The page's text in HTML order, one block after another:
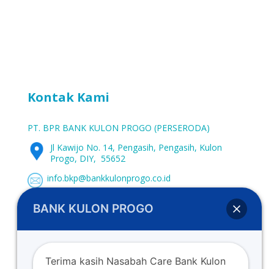
Kontak Kami
PT. BPR BANK KULON PROGO (PERSERODA)
Jl Kawijo No. 14, Pengasih, Pengasih, Kulon
Progo, DIY, 55652
info.bkp@bankkulonprogo.co.id
BANK KULON PROGO
Terima kasih Nasabah Care Bank Kulon